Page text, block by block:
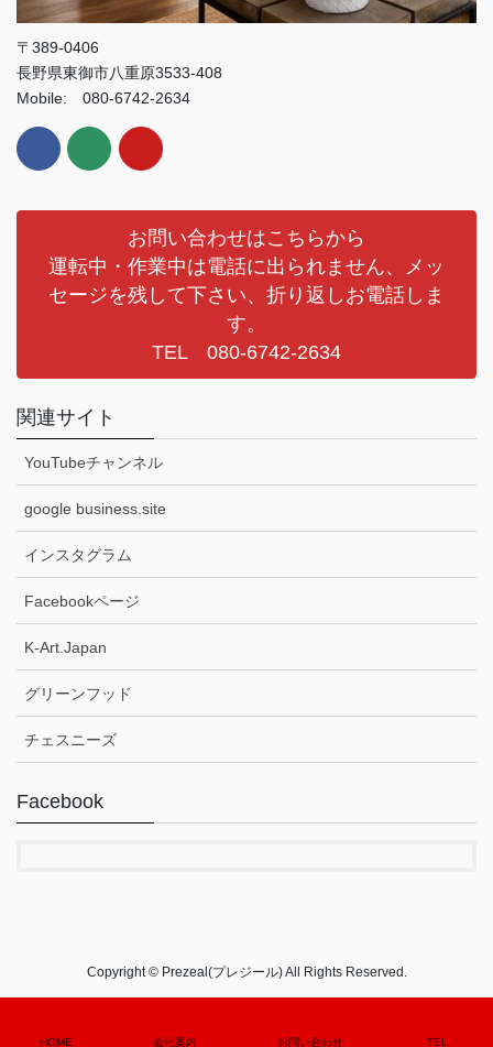
〒389-0406
長野県東御市八重原3533-408
Mobile: 080-6742-2634
お問い合わせはこちらから
運転中・作業中は電話に出られません、メッ
セージを残して下さい、折り返しお電話しま
す。
TEL 080-6742-2634
関連サイト
YouTubeチャンネル
google business.site
インスタグラム
Facebookページ
K-Art.Japan
グリーンフッド
チェスニーズ
Facebook
Copyright © Prezeal(プレジール) All Rights Reserved.
HOME 会社案内 お問い合わせ TEL